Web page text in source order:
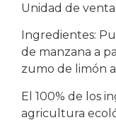
Unidad de
Ingredientes:
de manzana a
zumo de limón
El 100% de los
agricultura